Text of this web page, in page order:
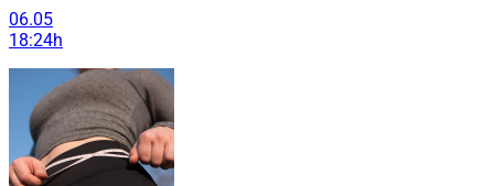
06.05
18:24h